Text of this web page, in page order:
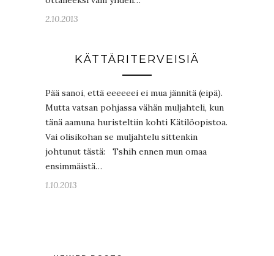
2.10.2013
KÄTTÄRITERVEISIÄ
Pää sanoi, että eeeeeei ei mua jännitä (eipä).
Mutta vatsan pohjassa vähän muljahteli, kun
tänä aamuna huristeltiin kohti Kätilöopistoa.
Vai olisikohan se muljahtelu sittenkin
johtunut tästä: Tshih ennen mun omaa
ensimmäistä…
1.10.2013